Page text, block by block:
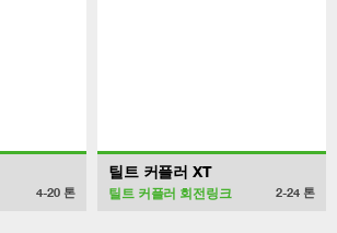
4-20 톤
틸트 커플러 XT
틸트 커플러 회전링크 2-24 톤